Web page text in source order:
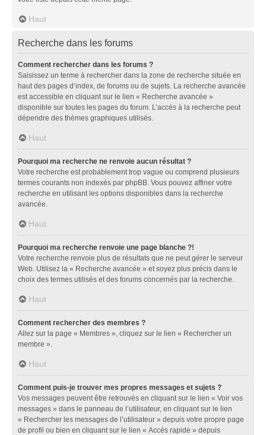
Haut
Recherche dans les forums
Comment rechercher dans les forums ?
Saisissez un terme à rechercher dans la zone de recherche située en
haut des pages d’index, de forums ou de sujets. La recherche avancée
est accessible en cliquant sur le lien « Recherche avancée »
disponible sur toutes les pages du forum. L’accès à la recherche peut
dépendre des thèmes graphiques utilisés.
Haut
Pourquoi ma recherche ne renvoie aucun résultat ?
Votre recherche est probablement trop vague ou comprend plusieurs
termes courants non indexés par phpBB. Vous pouvez affiner votre
recherche en utilisant les options disponibles dans la recherche
avancée.
Haut
Pourquoi ma recherche renvoie une page blanche ?!
Votre recherche renvoie plus de résultats que ne peut gérer le serveur
Web. Utilisez la « Recherche avancée » et soyez plus précis dans le
choix des termes utilisés et des forums concernés par la recherche.
Haut
Comment rechercher des membres ?
Allez sur la page « Membres », cliquez sur le lien « Rechercher un
membre ».
Haut
Comment puis-je trouver mes propres messages et sujets ?
Vos messages peuvent être retrouvés en cliquant sur le lien « Voir vos
messages » dans le panneau de l’utilisateur, en cliquant sur le lien
« Rechercher les messages de l’utilisateur » depuis votre propre page
de profil ou bien en cliquant sur le lien « Accès rapide » depuis